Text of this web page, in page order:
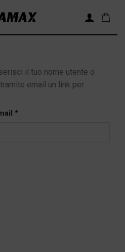
il tuo nome utente o
email un link per
*